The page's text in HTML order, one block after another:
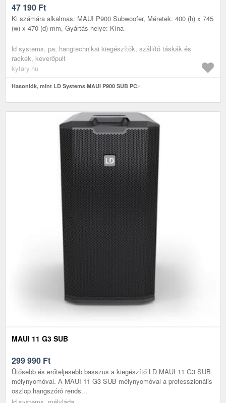
47 190 Ft
Ki számára alkalmas: MAUI P900 Subwoofer, Méretek: 400 (h) x 745
(w) x 470 (d) mm, Gyártás helye: Kína
ld systems, pa, hangtechnikai kiegészítők, szállító táskák és
rackek, keverőpult
kytary.hu
Hasonlók, mint LD Systems MAUI P900 SUB PC
MAUI 11 G3 SUB
299 990 Ft
Ütősebb és erőteljesebb basszus a kiegészítő LD MAUI 11 G3 SUB
mélynyomóval. A MAUI 11 G3 SUB mélynyomóval a professzionális
oszlop hangszóró rends...